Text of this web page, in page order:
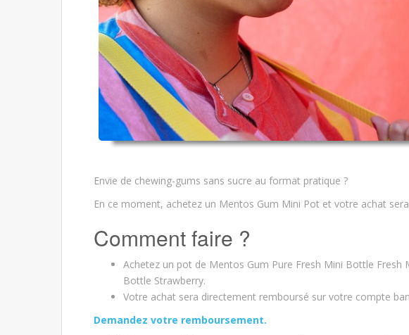
Envie de chewing-gums sans sucre au format pratique ?
En ce moment, achetez un Mentos Gum Mini Pot et votre achat sera
Comment faire ?
Achetez un pot de Mentos Gum Pure Fresh Mini Bottle Fresh
Bottle Strawberry.
Votre achat sera directement remboursé sur votre compte
Demandez votre remboursement.